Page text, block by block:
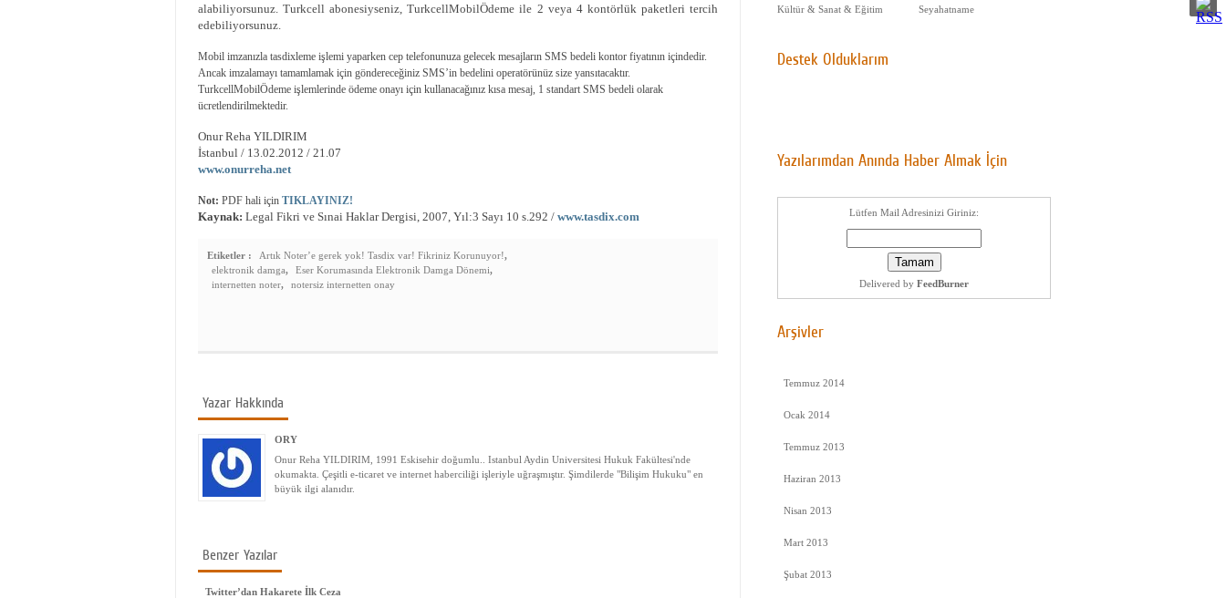
alabiliyorsunuz. Turkcell abonesiyseniz, TurkcellMobilÖdeme ile 2 veya 4 kontörlük paketleri tercih
edebiliyorsunuz.
Mobil imzanızla tasdixleme işlemi yaparken cep telefonunuza gelecek mesajların SMS bedeli kontor fiyatının içindedir.
Ancak imzalamayı tamamlamak için göndereceğiniz SMS’in bedelini operatörünüz size yansıtacaktır.
TurkcellMobilÖdeme işlemlerinde ödeme onayı için kullanacağınız kısa mesaj, 1 standart SMS bedeli olarak
ücretlendirilmektedir.
Onur Reha YILDIRIM
İstanbul / 13.02.2012 / 21.07
www.onurreha.net
Not: PDF hali için TIKLAYINIZ!
Kaynak: Legal Fikri ve Sınai Haklar Dergisi, 2007, Yıl:3 Sayı 10 s.292 / www.tasdix.com
Etiketler : Artık Noter’e gerek yok! Tasdix var! Fikriniz Korunuyor!,
elektronik damga, Eser Korumasında Elektronik Damga Dönemi,
internetten noter, notersiz internetten onay
Yazar Hakkında
ORY
Onur Reha YILDIRIM, 1991 Eskisehir doğumlu.. Istanbul Aydin Universitesi Hukuk Fakültesi'nde
okumakta. Çeşitli e-ticaret ve internet haberciliği işleriyle uğraşmıştır. Şimdilerde "Bilişim Hukuku" en
büyük ilgi alanıdır.
Benzer Yazılar
Twitter’dan Hakarete İlk Ceza
Kültür & Sanat & Eğitim Seyahatname
Destek Olduklarım
Yazılarımdan Anında Haber Almak İçin
Lütfen Mail Adresinizi Giriniz:
Delivered by FeedBurner
Arşivler
Temmuz 2014
Ocak 2014
Temmuz 2013
Haziran 2013
Nisan 2013
Mart 2013
Şubat 2013